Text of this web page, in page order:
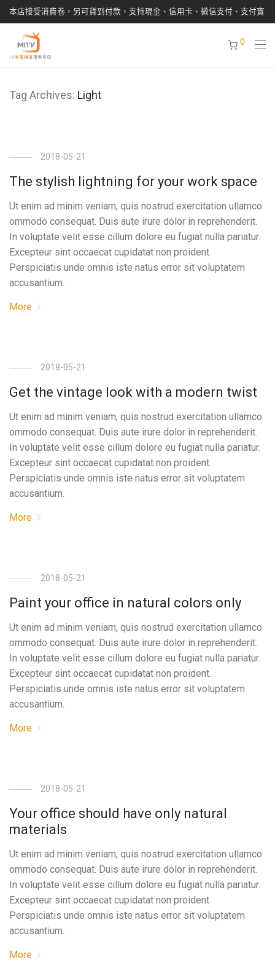
本店接受消費卷，另可貨到付款，支持現金、信用卡、微信支付、支付寶
0
Tag Archives: Light
2018-05-21
The stylish lightning for your work space
Ut enim ad minim veniam, quis nostrud exercitation ullamco
ommodo consequat. Duis aute irure dolor in reprehenderit.
In voluptate velit esse cillum dolore eu fugiat nulla pariatur.
Excepteur sint occaecat cupidatat non proident.
Perspiciatis unde omnis iste natus error sit voluptatem
accusantium.
More
2018-05-21
Get the vintage look with a modern twist
Ut enim ad minim veniam, quis nostrud exercitation ullamco
ommodo consequat. Duis aute irure dolor in reprehenderit.
In voluptate velit esse cillum dolore eu fugiat nulla pariatur.
Excepteur sint occaecat cupidatat non proident.
Perspiciatis unde omnis iste natus error sit voluptatem
accusantium.
More
2018-05-21
Paint your office in natural colors only
Ut enim ad minim veniam, quis nostrud exercitation ullamco
ommodo consequat. Duis aute irure dolor in reprehenderit.
In voluptate velit esse cillum dolore eu fugiat nulla pariatur.
Excepteur sint occaecat cupidatat non proident.
Perspiciatis unde omnis iste natus error sit voluptatem
accusantium.
More
2018-05-21
Your office should have only natural
materials
Ut enim ad minim veniam, quis nostrud exercitation ullamco
ommodo consequat. Duis aute irure dolor in reprehenderit.
In voluptate velit esse cillum dolore eu fugiat nulla pariatur.
Excepteur sint occaecat cupidatat non proident.
Perspiciatis unde omnis iste natus error sit voluptatem
accusantium.
More